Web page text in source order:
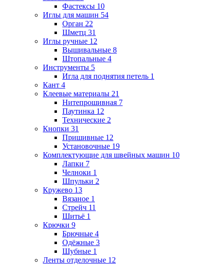
Фастексы 10
Иглы для машин 54
Орган 22
Шметц 31
Иглы ручные 12
Вышивальные 8
Штопальные 4
Инструменты 5
Игла для поднятия петель 1
Кант 4
Клеевые материалы 21
Нитепрошивная 7
Паутинка 12
Технические 2
Кнопки 31
Пришивные 12
Установочные 19
Комплектующие для швейных машин 10
Лапки 7
Челноки 1
Шпульки 2
Кружево 13
Вязаное 1
Стрейч 11
Шитьё 1
Крючки 9
Брючные 4
Одёжные 3
Шубные 1
Ленты отделочные 12